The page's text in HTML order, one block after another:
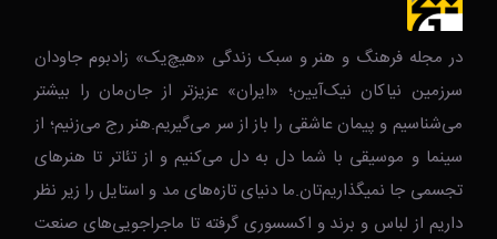
در مجله فرهنگ و هنر و سبک زندگی‌ «هیچ‌یک» زادبوم جاودان
سرزمین نیاکان نیک‌‌‌آیین؛ «ایران» عزیزتر از جان‌مان را بیشتر
می‌شناسیم و پیمان عاشقی را باز از سر می‌گیریم.هنر رج می‌زنیم؛ از
سینما و موسیقی با شما دل به دل می‌کنیم و از تئاتر تا هنرهای
تجسمی جا نمیگذاریم‌تان.ما دنیای تازه‌های مد و استایل را زیر نظر
داریم از لباس و برند و اکسسوری گرفته تا ماجراجویی‌های صنعت